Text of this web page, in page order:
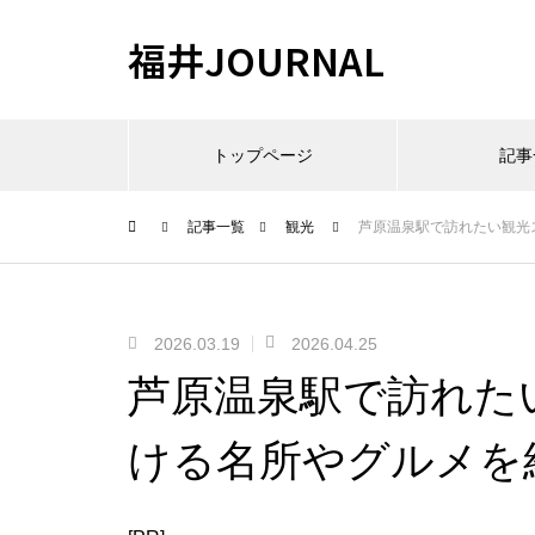
福井JOURNAL
トップページ 記
記事一覧 観光 芦原温泉駅で訪れたい観
2026.03.19 2026.04.25
芦原温泉駅で訪れ
ける名所やグルメを